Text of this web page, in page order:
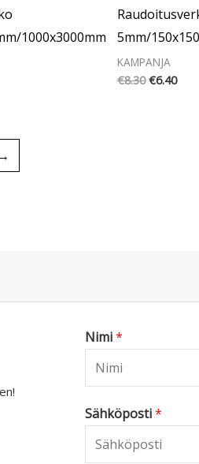
1000x3000mm
5mm/
KAMPANJA
€8.30 €6.40
→
Nimi*
Sähköposti*